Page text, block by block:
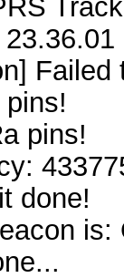
pins!
done!
is: